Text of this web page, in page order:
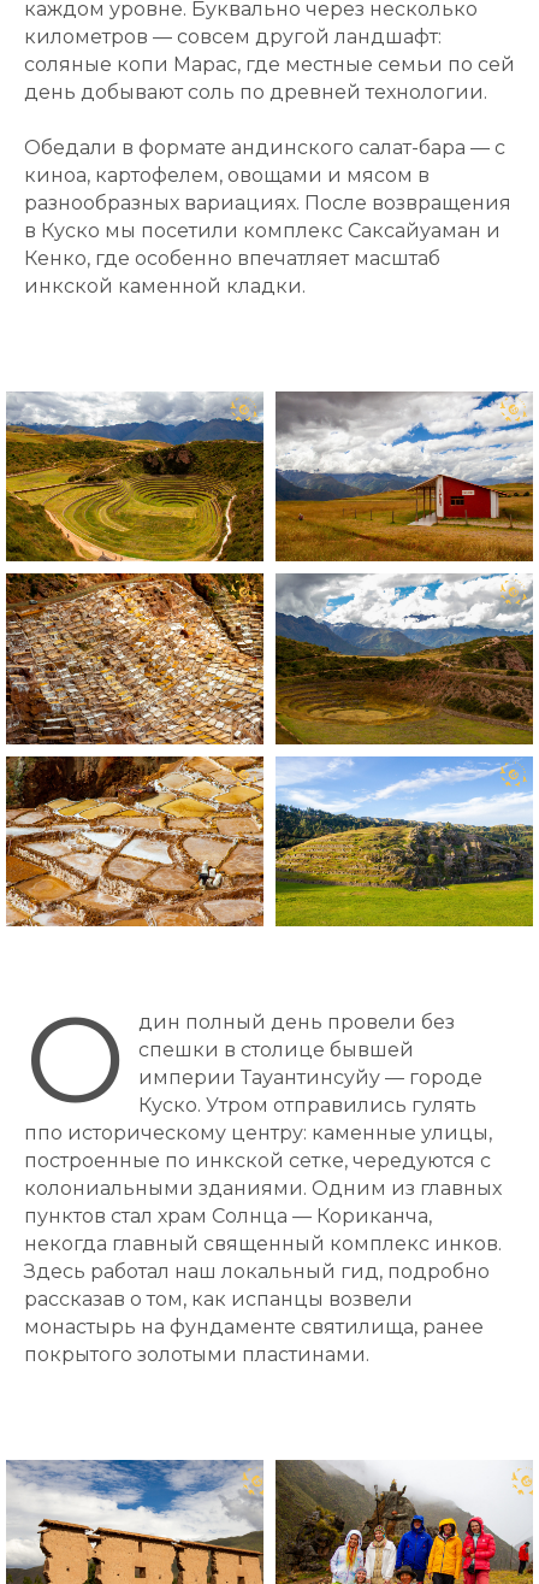
каждом уровне. Буквально через несколько
километров — совсем другой ландшафт:
соляные копи Марас, где местные семьи по сей
день добывают соль по древней технологии.
Обедали в формате андинского салат-бара — с
киноа, картофелем, овощами и мясом в
разнообразных вариациях. После возвращения
в Куско мы посетили комплекс Саксайуаман и
Кенко, где особенно впечатляет масштаб
инкской каменной кладки.
О
дин полный день провели без
спешки в столице бывшей
империи Тауантинсуйу — городе
Куско. Утром отправились гулять
ппо историческому центру: каменные улицы,
построенные по инкской сетке, чередуются с
колониальными зданиями. Одним из главных
пунктов стал храм Солнца — Кориканча,
некогда главный священный комплекс инков.
Здесь работал наш локальный гид, подробно
рассказав о том, как испанцы возвели
монастырь на фундаменте святилища, ранее
покрытого золотыми пластинами.